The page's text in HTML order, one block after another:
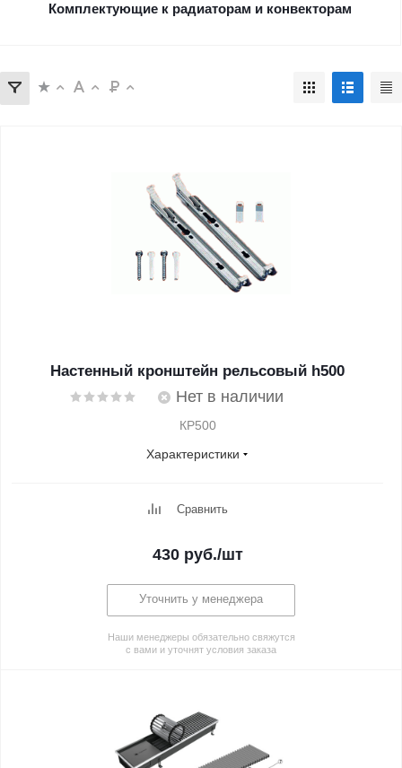
Комплектующие к радиаторам и конвекторам
Настенный кронштейн рельсовый h500
Нет в наличии
КР500
Характеристики
Сравнить
430 руб./шт
Уточнить у менеджера
Наши менеджеры обязательно свяжутся
с вами и уточнят условия заказа